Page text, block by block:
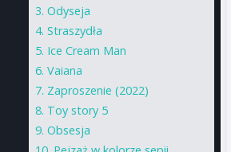
Odyseja
Straszydła
Ice Cream Man
Vaiana
Zaproszenie (2022)
Toy story 5
Obsesja